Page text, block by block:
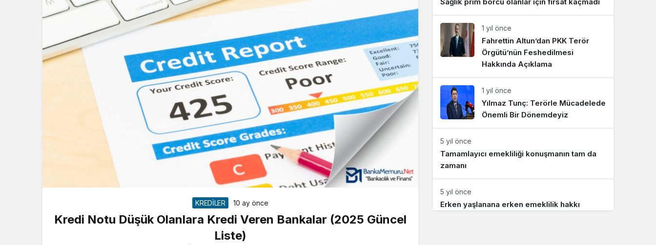
KREDİLER 10 ay önce
Kredi Notu Düşük Olanlara Kredi Veren Bankalar (2025 Güncel
Liste)
1 yıl önce
Fahrettin Altun’dan PKK Terör
Örgütü’nün Feshedilmesi
Hakkında Açıklama
1 yıl önce
Yılmaz Tunç: Terörle Mücadelede
Önemli Bir Dönemdeyiz
5 yıl önce
Tamamlayıcı emekliliği konuşmanın tam da
zamanı
5 yıl önce
Erken yaşlanana erken emeklilik hakkı